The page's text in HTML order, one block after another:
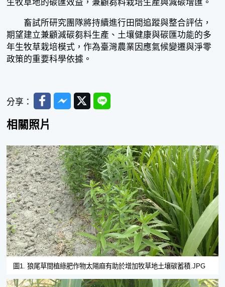
生牧草地的碳匯效益，兼顧芻料栽培生產與減碳增匯。
畜試所研究團隊將持續進行田間追蹤與整合評估，
期望建立兼顧減碳芻料生產、土壤健康與碳匯功能的多
年生牧草栽培模式，作為臺灣農業因應氣候變遷與淨零
政策的重要科學依據。
分享： FacebookMessenger
TwitterLine
相關照片
圖1. 狼尾草間植綠肥作物太陽麻有助於增加牧草地土壤碳蓄積.JPG